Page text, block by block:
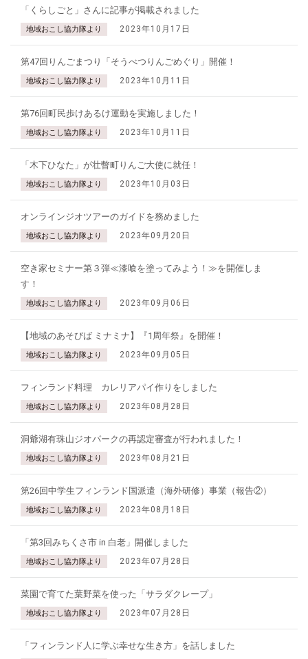
「くらしごと」さんに記事が掲載されました
地域おこし協力隊より 2023年10月17日
第47回りんごまつり「そうべつりんごめぐり」開催！
地域おこし協力隊より 2023年10月11日
第76回町民歩けあるけ運動を実施しました！
地域おこし協力隊より 2023年10月11日
「木下ひなた」が壮瞥町りんご大使に就任！
地域おこし協力隊より 2023年10月03日
オンラインジオツアーのガイドを務めました
地域おこし協力隊より 2023年09月20日
空き家セミナー第３弾≪漆喰を塗ってみよう！≫を開催しま
す！
地域おこし協力隊より 2023年09月06日
【地域のあそびば ミナミナ】『1周年祭』を開催！
地域おこし協力隊より 2023年09月05日
フィンランド料理 カレリアパイ作りをしました
地域おこし協力隊より 2023年08月28日
洞爺湖有珠山ジオパークの再認定審査が行われました！
地域おこし協力隊より 2023年08月21日
第26回中学生フィンランド国派遣（海外研修）事業（報告②）
地域おこし協力隊より 2023年08月18日
「第3回みちくさ市 in 白老」開催しました
地域おこし協力隊より 2023年07月28日
菜園で育てた葉野菜を使った「サラダクレープ」
地域おこし協力隊より 2023年07月28日
「フィンランド人に学ぶ幸せな生き方」を話しました